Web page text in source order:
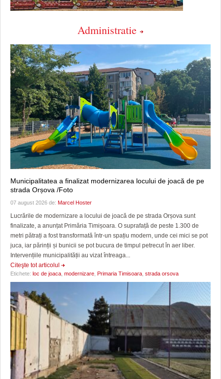
Administratie
Municipalitatea a finalizat modernizarea locului de joacă de pe
strada Orșova /Foto
07 august 2026 de: Marcel Hoster
Lucrările de modernizare a locului de joacă de pe strada Orșova sunt
finalizate, a anunțat Primăria Timișoara. O suprafață de peste 1.300 de
metri pătrați a fost transformată într-un spațiu modern, unde cei mici se pot
juca, iar părinții și bunicii se pot bucura de timpul petrecut în aer liber.
Intervențiile municipalității au vizat întreaga...
Citeşte tot articolul
Etichete: loc de joaca modernizare Primaria Timisoara strada orsova